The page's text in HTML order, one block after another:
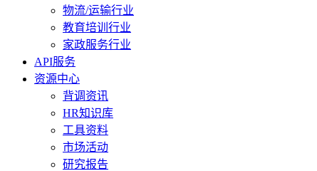
物流/运输行业
教育培训行业
家政服务行业
API服务
资源中心
背调资讯
HR知识库
工具资料
市场活动
研究报告